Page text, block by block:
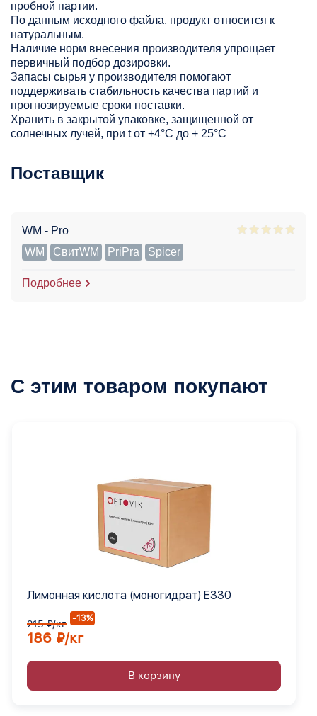
пробной партии.
По данным исходного файла, продукт относится к
натуральным.
Наличие норм внесения производителя упрощает
первичный подбор дозировки.
Запасы сырья у производителя помогают
поддерживать стабильность качества партий и
прогнозируемые сроки поставки.
Хранить в закрытой упаковке, защищенной от
солнечных лучей, при t от +4°C до + 25°С
Поставщик
WM - Pro
WM
СвитWM PriPra Spicer
Подробнее
С этим товаром покупают
Лимонная кислота (моногидрат) Е330
215 ₽/кг -13%
186 ₽/кг
В корзину